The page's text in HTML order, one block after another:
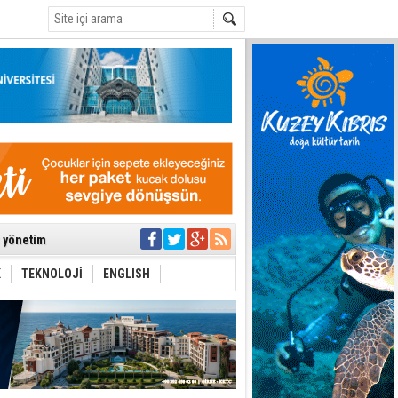
yönetim
arasında
Yasası
TEKNOLOJİ ENGLISH